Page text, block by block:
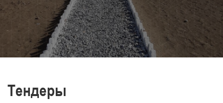
Постоянно повышаем уровень знаний и
обеспечиваем промышленную
безопасность, охрану труда и окружающей
среды.
профессионализма наших работников
Тендеры